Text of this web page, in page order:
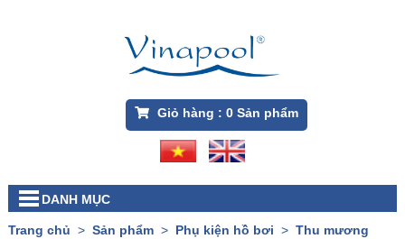
Giỏ hàng : 0Sản phẩm
DANH MỤC
Trang chủ > Sản phẩm> Phụ kiện hồ bơi > Thu mương